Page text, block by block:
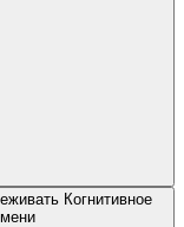
Когнитивное